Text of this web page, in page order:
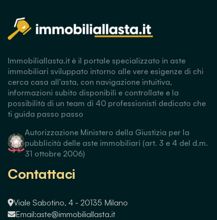
Immobiliallasta.it è il portale specializzato in aste
immobiliari sviluppato intorno alle vere esigenze di chi
cerca casa all’asta, con navigazione intuitiva,
informazioni subito disponibili e controllate e la
possibilità di un team di 40 professionisti dedicato che
ti guida passo passo
Autorizzazione Ministero della Giustizia per la
pubblicità delle aste immobiliari (art. 3 e 4 del d.m.
31 ottobre 2006)
Contattaci
Viale Sabotino, 4 - 20135 Milano
Email:aste@immobiliallasta.it